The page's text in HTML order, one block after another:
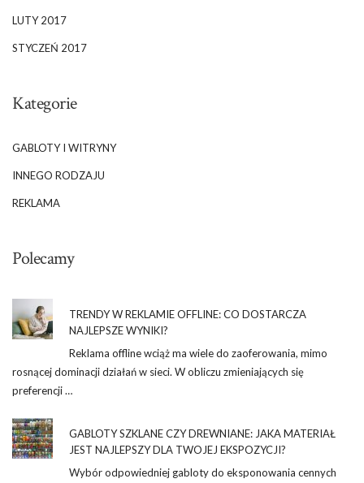
LUTY 2017
STYCZEŃ 2017
Kategorie
GABLOTY I WITRYNY
INNEGO RODZAJU
REKLAMA
Polecamy
TRENDY W REKLAMIE OFFLINE: CO DOSTARCZA
NAJLEPSZE WYNIKI?
Reklama offline wciąż ma wiele do zaoferowania, mimo
rosnącej dominacji działań w sieci. W obliczu zmieniających się
preferencji …
GABLOTY SZKLANE CZY DREWNIANE: JAKA MATERIAŁ
JEST NAJLEPSZY DLA TWOJEJ EKSPOZYCJI?
Wybór odpowiedniej gabloty do eksponowania cennych